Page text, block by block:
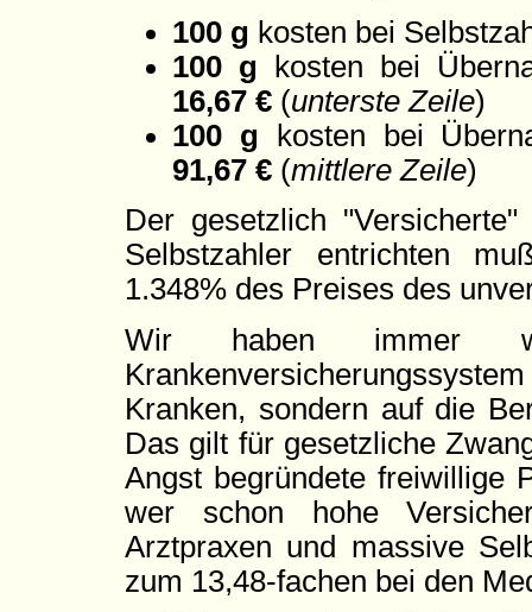
100 g kosten bei
100 g kosten bei
16,67 € (unterste Zeile)
100 g kosten bei
91,67 € (mittlere Zeile)
Der gesetzlich
Selbstzahler entrichten
1.348% des Preises des
Wir haben immer
Kranken, sondern auf die
Das gilt für gesetzliche
Angst begründete freiwillige
wer schon hohe
Arztpraxen und massive
zum 13,48-fachen bei den